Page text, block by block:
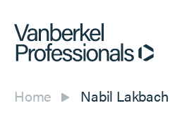
Home Nabil Lakbach